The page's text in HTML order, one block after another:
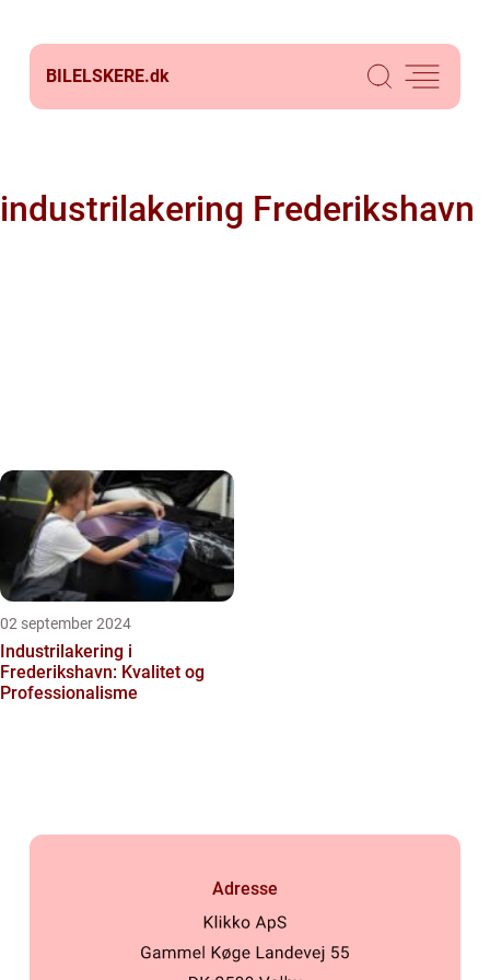
BILELSKERE.dk
industrilakering Frederikshavn
02 september 2024
Industrilakering i
Frederikshavn: Kvalitet og
Professionalisme
Adresse